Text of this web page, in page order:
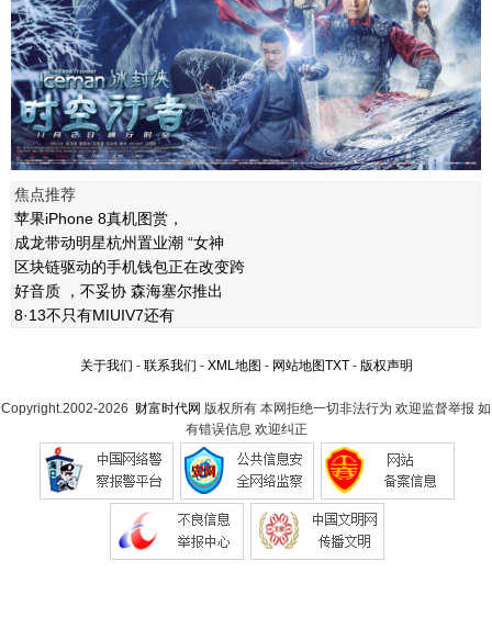
焦点推荐
苹果iPhone 8真机图赏，
成龙带动明星杭州置业潮 “女神
区块链驱动的手机钱包正在改变跨
好音质 ，不妥协 森海塞尔推出
8·13不只有MIUIV7还有
关于我们 - 联系我们 - XML地图 - 网站地图TXT- 版权声明
Copyright.2002-2026 财富时代网 版权所有 本网拒绝一切非法行为 欢迎监督举报 如
有错误信息 欢迎纠正